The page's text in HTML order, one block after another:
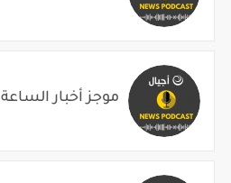
موجز أخبار الساعة 7م 2026/08/05